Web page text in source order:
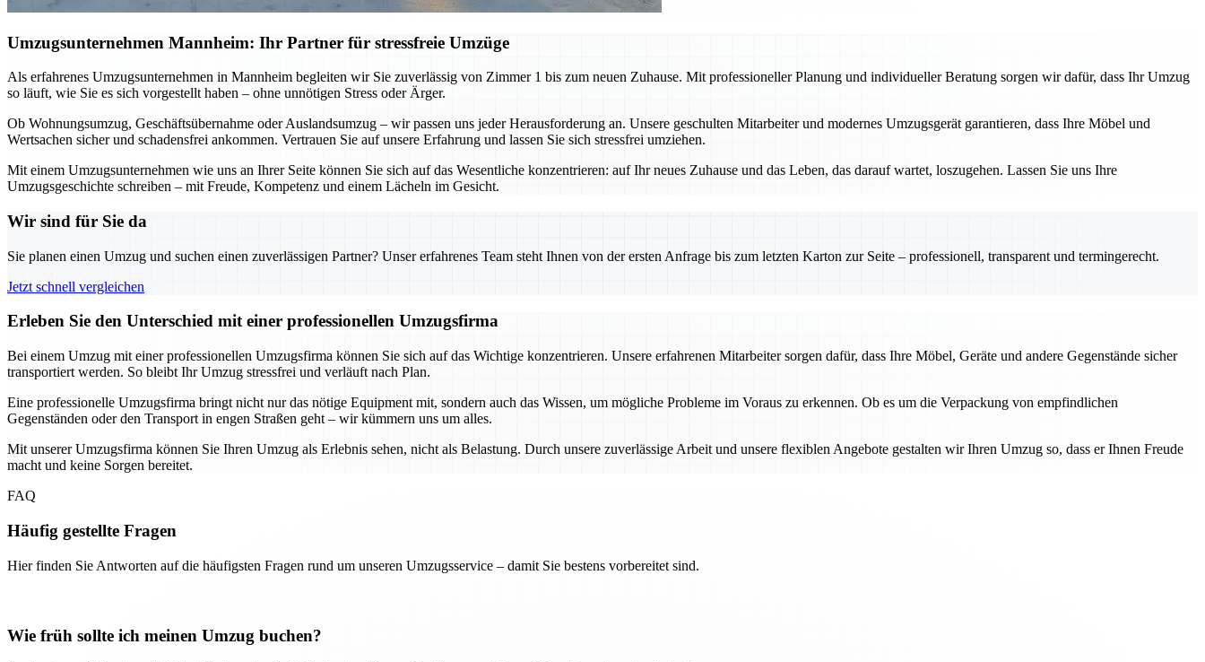
Umzugsunternehmen Mannheim: Ihr Partner für stressfreie Umzüge
Als erfahrenes Umzugsunternehmen in Mannheim begleiten wir Sie zuverlässig von Zimmer 1 bis zum neuen Zuhause. Mit professioneller Planung und individueller Beratung sorgen wir dafür, dass Ihr Umzug
so läuft, wie Sie es sich vorgestellt haben – ohne unnötigen Stress oder Ärger.
Ob Wohnungsumzug, Geschäftsübernahme oder Auslandsumzug – wir passen uns jeder Herausforderung an. Unsere geschulten Mitarbeiter und modernes Umzugsgerät garantieren, dass Ihre Möbel und
Wertsachen sicher und schadensfrei ankommen. Vertrauen Sie auf unsere Erfahrung und lassen Sie sich stressfrei umziehen.
Mit einem Umzugsunternehmen wie uns an Ihrer Seite können Sie sich auf das Wesentliche konzentrieren: auf Ihr neues Zuhause und das Leben, das darauf wartet, loszugehen. Lassen Sie uns Ihre
Umzugsgeschichte schreiben – mit Freude, Kompetenz und einem Lächeln im Gesicht.
Wir sind für Sie da
Sie planen einen Umzug und suchen einen zuverlässigen Partner? Unser erfahrenes Team steht Ihnen von der ersten Anfrage bis zum letzten Karton zur Seite – professionell, transparent und termingerecht.
Jetzt schnell vergleichen
Erleben Sie den Unterschied mit einer professionellen Umzugsfirma
Bei einem Umzug mit einer professionellen Umzugsfirma können Sie sich auf das Wichtige konzentrieren. Unsere erfahrenen Mitarbeiter sorgen dafür, dass Ihre Möbel, Geräte und andere Gegenstände sicher
transportiert werden. So bleibt Ihr Umzug stressfrei und verläuft nach Plan.
Eine professionelle Umzugsfirma bringt nicht nur das nötige Equipment mit, sondern auch das Wissen, um mögliche Probleme im Voraus zu erkennen. Ob es um die Verpackung von empfindlichen
Gegenständen oder den Transport in engen Straßen geht – wir kümmern uns um alles.
Mit unserer Umzugsfirma können Sie Ihren Umzug als Erlebnis sehen, nicht als Belastung. Durch unsere zuverlässige Arbeit und unsere flexiblen Angebote gestalten wir Ihren Umzug so, dass er Ihnen Freude
macht und keine Sorgen bereitet.
FAQ
Häufig gestellte Fragen
Hier finden Sie Antworten auf die häufigsten Fragen rund um unseren Umzugsservice – damit Sie bestens vorbereitet sind.
Wie früh sollte ich meinen Umzug buchen?